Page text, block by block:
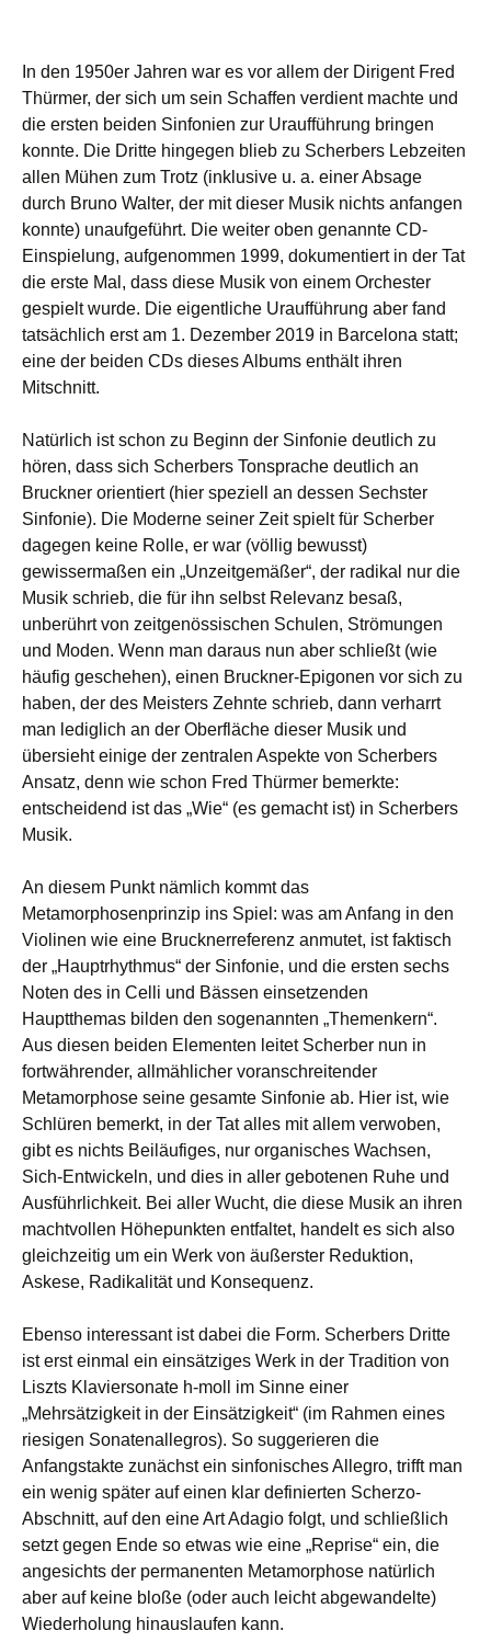
In den 1950er Jahren war es vor allem der Dirigent Fred
Thürmer, der sich um sein Schaffen verdient machte und
die ersten beiden Sinfonien zur Uraufführung bringen
konnte. Die Dritte hingegen blieb zu Scherbers Lebzeiten
allen Mühen zum Trotz (inklusive u. a. einer Absage
durch Bruno Walter, der mit dieser Musik nichts anfangen
konnte) unaufgeführt. Die weiter oben genannte CD-
Einspielung, aufgenommen 1999, dokumentiert in der Tat
die erste Mal, dass diese Musik von einem Orchester
gespielt wurde. Die eigentliche Uraufführung aber fand
tatsächlich erst am 1. Dezember 2019 in Barcelona statt;
eine der beiden CDs dieses Albums enthält ihren
Mitschnitt.
Natürlich ist schon zu Beginn der Sinfonie deutlich zu
hören, dass sich Scherbers Tonsprache deutlich an
Bruckner orientiert (hier speziell an dessen Sechster
Sinfonie). Die Moderne seiner Zeit spielt für Scherber
dagegen keine Rolle, er war (völlig bewusst)
gewissermaßen ein „Unzeitgemäßer“, der radikal nur die
Musik schrieb, die für ihn selbst Relevanz besaß,
unberührt von zeitgenössischen Schulen, Strömungen
und Moden. Wenn man daraus nun aber schließt (wie
häufig geschehen), einen Bruckner-Epigonen vor sich zu
haben, der des Meisters Zehnte schrieb, dann verharrt
man lediglich an der Oberfläche dieser Musik und
übersieht einige der zentralen Aspekte von Scherbers
Ansatz, denn wie schon Fred Thürmer bemerkte:
entscheidend ist das „Wie“ (es gemacht ist) in Scherbers
Musik.
An diesem Punkt nämlich kommt das
Metamorphosenprinzip ins Spiel: was am Anfang in den
Violinen wie eine Brucknerreferenz anmutet, ist faktisch
der „Hauptrhythmus“ der Sinfonie, und die ersten sechs
Noten des in Celli und Bässen einsetzenden
Hauptthemas bilden den sogenannten „Themenkern“.
Aus diesen beiden Elementen leitet Scherber nun in
fortwährender, allmählicher voranschreitender
Metamorphose seine gesamte Sinfonie ab. Hier ist, wie
Schlüren bemerkt, in der Tat alles mit allem verwoben,
gibt es nichts Beiläufiges, nur organisches Wachsen,
Sich-Entwickeln, und dies in aller gebotenen Ruhe und
Ausführlichkeit. Bei aller Wucht, die diese Musik an ihren
machtvollen Höhepunkten entfaltet, handelt es sich also
gleichzeitig um ein Werk von äußerster Reduktion,
Askese, Radikalität und Konsequenz.
Ebenso interessant ist dabei die Form. Scherbers Dritte
ist erst einmal ein einsätziges Werk in der Tradition von
Liszts Klaviersonate h-moll im Sinne einer
„Mehrsätzigkeit in der Einsätzigkeit“ (im Rahmen eines
riesigen Sonatenallegros). So suggerieren die
Anfangstakte zunächst ein sinfonisches Allegro, trifft man
ein wenig später auf einen klar definierten Scherzo-
Abschnitt, auf den eine Art Adagio folgt, und schließlich
setzt gegen Ende so etwas wie eine „Reprise“ ein, die
angesichts der permanenten Metamorphose natürlich
aber auf keine bloße (oder auch leicht abgewandelte)
Wiederholung hinauslaufen kann.